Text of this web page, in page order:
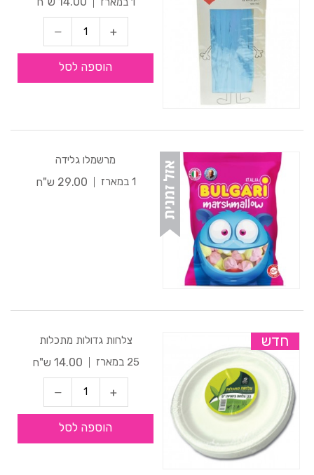
הוספה לסל
מרשמלו גלידה
1 במארז
29.00 ש"ח
חדש
צלחות גדולות מתכלות
25 במארז
14.00 ש"ח
הוספה לסל